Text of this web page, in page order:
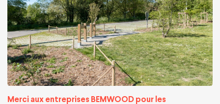
Merci aux entreprises BEMWOOD pour les